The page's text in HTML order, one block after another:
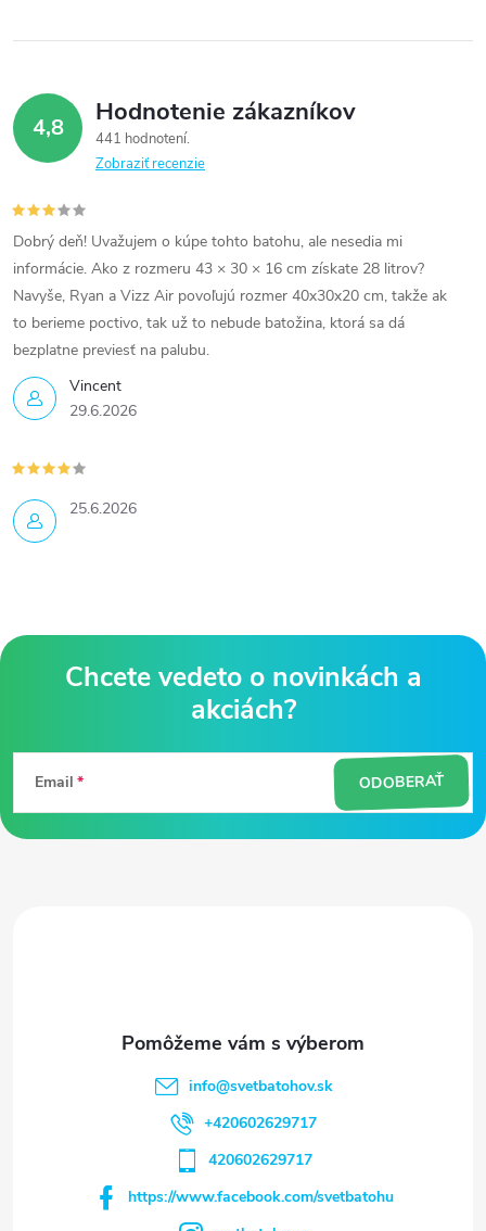
4,8 Hodnotenie zákazníkov
441 hodnotení
Zobraziť recenzie
Vincent
29.6.2026
Dobrý deň! Uvažujem o kúpe tohto batohu, ale nesedia mi
informácie. Ako z rozmeru 43 × 30 × 16 cm získate 28 litrov?
Navyše, Ryan a Vizz Air povoľujú rozmer 40x30x20 cm, takže ak
to berieme poctivo, tak už to nebude batožina, ktorá sa dá
bezplatne previesť na palubu.
25.6.2026
á
ä
Email ODOBERAŤ
info@svetbatohov.sk
+420602629717
420602629717
https://www.facebook.com/svetbatohu